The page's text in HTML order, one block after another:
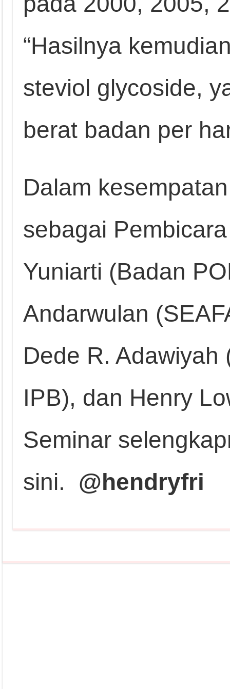
“Hasilnya
steviol glycoside,
berat badan per
Dalam
sebagai
Yuniarti (Badan
Andarwulan
Dede R. Adawiyah
IPB), dan Henry
Seminar
sini. @hendryfri